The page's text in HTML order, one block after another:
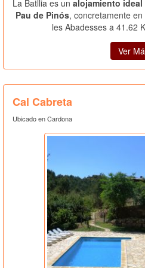
La Batllia es un alojamiento ideal
Pau de Pinós, concretamente
les Abadesses a 41.62
Ver
Cal Cabreta
Ubicado en Cardona